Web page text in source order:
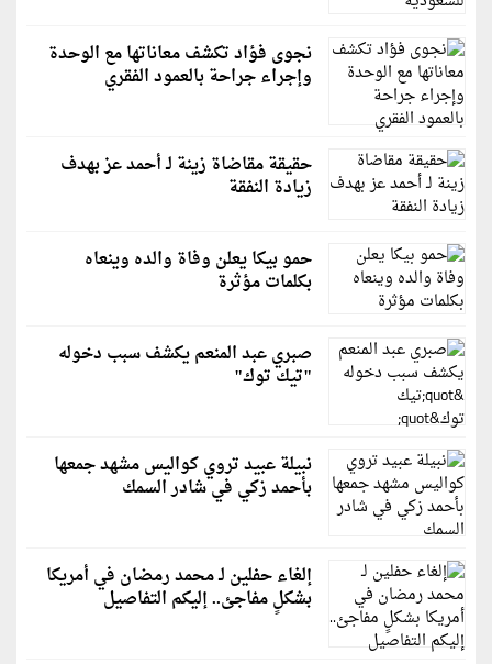
نجوى فؤاد تكشف معاناتها مع الوحدة
وإجراء جراحة بالعمود الفقري
حقيقة مقاضاة زينة لـ أحمد عز بهدف
زيادة النفقة
حمو بيكا يعلن وفاة والده وينعاه
بكلمات مؤثرة
صبري عبد المنعم يكشف سبب دخوله
"تيك توك"
نبيلة عبيد تروي كواليس مشهد جمعها
بأحمد زكي في شادر السمك
إلغاء حفلين لـ محمد رمضان في أمريكا
بشكلٍ مفاجئ.. إليكم التفاصيل